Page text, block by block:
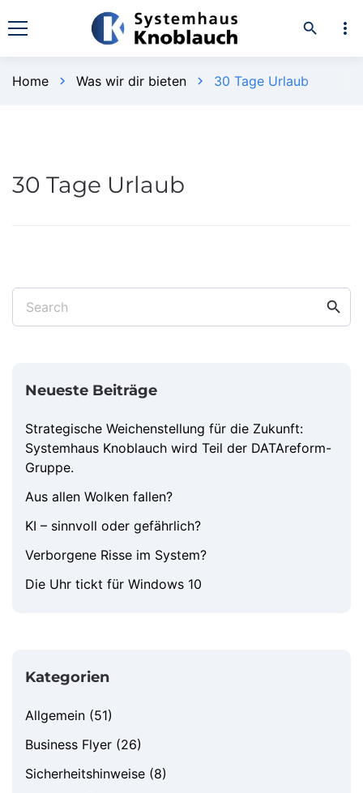
search more_vert
Home chevron_right Was wir dir bieten chevron_right 30 Tage Urlaub
30 Tage Urlaub
Search search
Neueste Beiträge
Strategische Weichenstellung für die Zukunft:
Systemhaus Knoblauch wird Teil der DATAreform-
Gruppe.
Aus allen Wolken fallen?
KI – sinnvoll oder gefährlich?
Verborgene Risse im System?
Die Uhr tickt für Windows 10
Kategorien
Allgemein (51)
Business Flyer (26)
Sicherheitshinweise (8)